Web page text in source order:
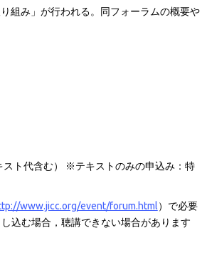
組み」が行われる。同フォーラムの概要や
ト代含む） ※テキストのみの申込み：特
www.jicc.org/event/forum.html）で必要
込む場合，聴講できない場合があります